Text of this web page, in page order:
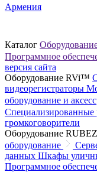
Армения
Каталог
Программное
версия сайта
Оборудование RVi™
видеорегистраторы
оборудование и
Специализированные
громкоговорители
Оборудование
оборудование
данных Шкафы
Программное